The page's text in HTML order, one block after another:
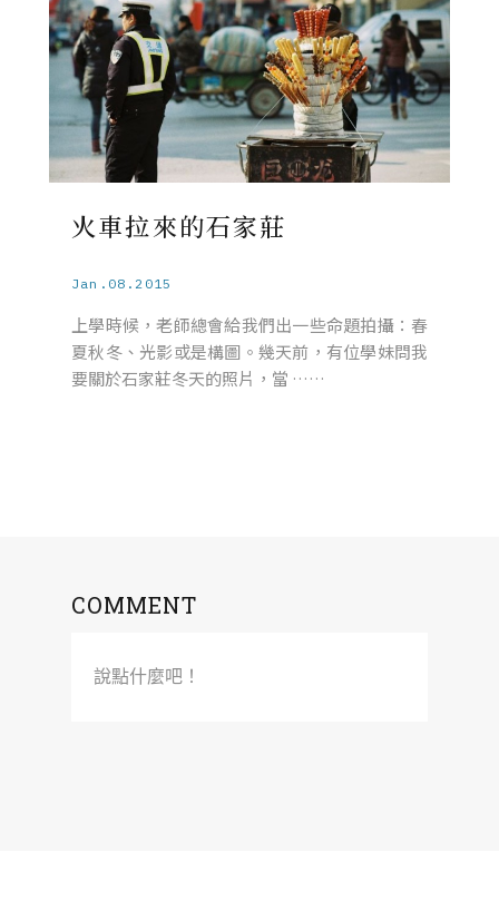
火車拉來的石家莊
Jan.08.2015
上學時候，老師總會給我們出一些命題拍攝：春
夏秋冬、光影或是構圖。幾天前，有位學妹問我
要關於石家莊冬天的照片，當 ……
COMMENT
說點什麼吧！